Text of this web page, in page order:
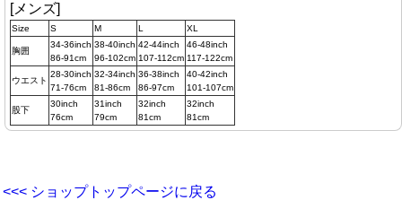
[メンズ]
Size S M L XL
胸囲
34-36inch
86-91cm
38-40inch
96-102cm
42-44inch
107-112cm
46-48inch
117-122cm
ウエスト
28-30inch
71-76cm
32-34inch
81-86cm
36-38inch
86-97cm
40-42inch
101-107cm
股下
30inch
76cm
31inch
79cm
32inch
81cm
32inch
81cm
<<< ショップトップページに戻る